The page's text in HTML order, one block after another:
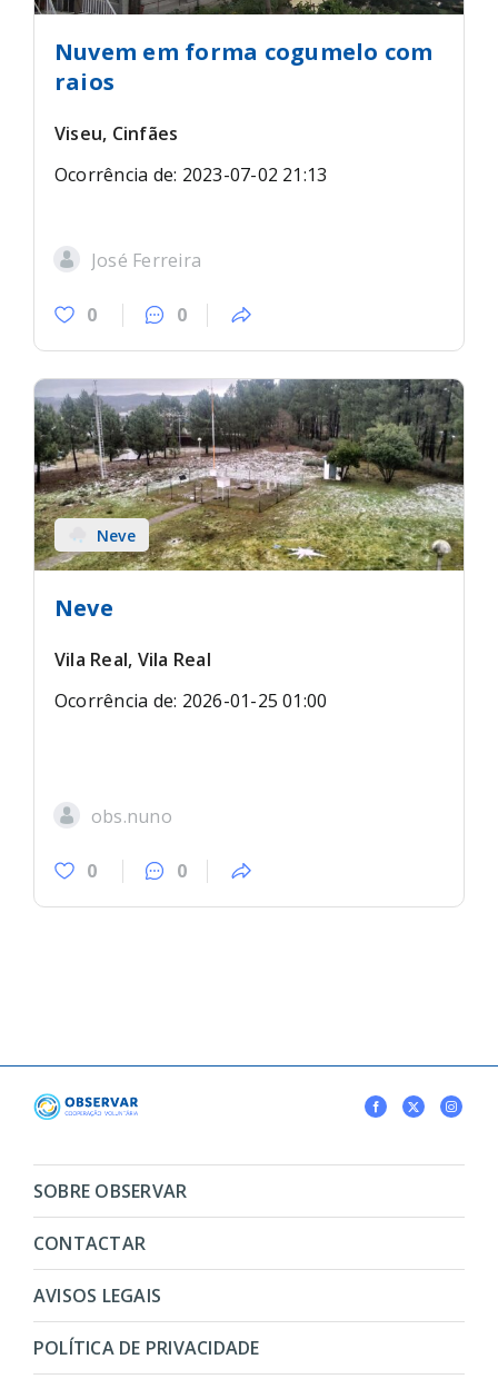
Nuvem em forma cogumelo com
raios
Viseu, Cinfães
Ocorrência de: 2023-07-02 21:13
José Ferreira
0 0
Neve
Neve
Vila Real, Vila Real
Ocorrência de: 2026-01-25 01:00
obs.nuno
0 0
SOBRE OBSERVAR
CONTACTAR
AVISOS LEGAIS
POLÍTICA DE PRIVACIDADE